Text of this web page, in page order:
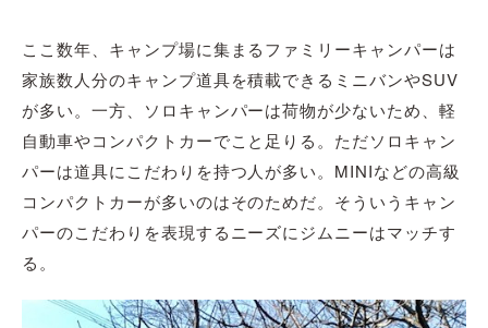
ここ数年、キャンプ場に集まるファミリーキャンパーは
家族数人分のキャンプ道具を積載できるミニバンやSUV
が多い。一方、ソロキャンパーは荷物が少ないため、軽
自動車やコンパクトカーでこと足りる。ただソロキャン
パーは道具にこだわりを持つ人が多い。MINIなどの高級
コンパクトカーが多いのはそのためだ。そういうキャン
パーのこだわりを表現するニーズにジムニーはマッチす
る。